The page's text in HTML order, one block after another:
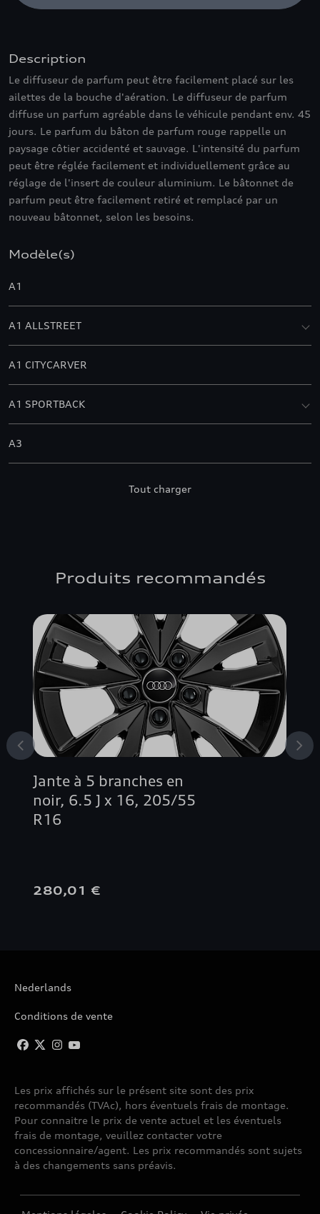
Description
Le diffuseur de parfum peut être facilement placé sur les
ailettes de la bouche d'aération. Le diffuseur de parfum
diffuse un parfum agréable dans le véhicule pendant env. 45
jours. Le parfum du bâton de parfum rouge rappelle un
paysage côtier accidenté et sauvage. L'intensité du parfum
peut être réglée facilement et individuellement grâce au
réglage de l'insert de couleur aluminium. Le bâtonnet de
parfum peut être facilement retiré et remplacé par un
nouveau bâtonnet, selon les besoins.
Modèle(s)
A1
A1 ALLSTREET
A1 CITYCARVER
A1 SPORTBACK
A3
A4 ALLROAD QUATTRO
A4 AVANT
A4 BERLINE
A5 CABRIOLET
A5 COUPÉ
A7 SPORTBACK
E-TRON
E-TRON GT
Tout charger
Produits recommandés
Jante à 5 branches en
noir, 6.5 J x 16, 205/55
R16
280,01 €
Nederlands
Conditions de vente
Les prix affichés sur le présent site sont des prix
recommandés (TVAc), hors éventuels frais de montage.
Pour connaitre le prix de vente actuel et les éventuels
frais de montage, veuillez contacter votre
concessionnaire/agent. Les prix recommandés sont sujets
à des changements sans préavis.